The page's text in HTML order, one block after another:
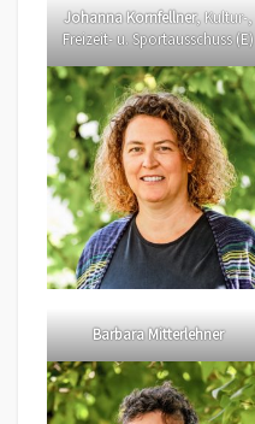
Johanna Kornfellner, Kultur-,
Freizeit- u. Sportausschuss (E)
Barbara Mitterlehner